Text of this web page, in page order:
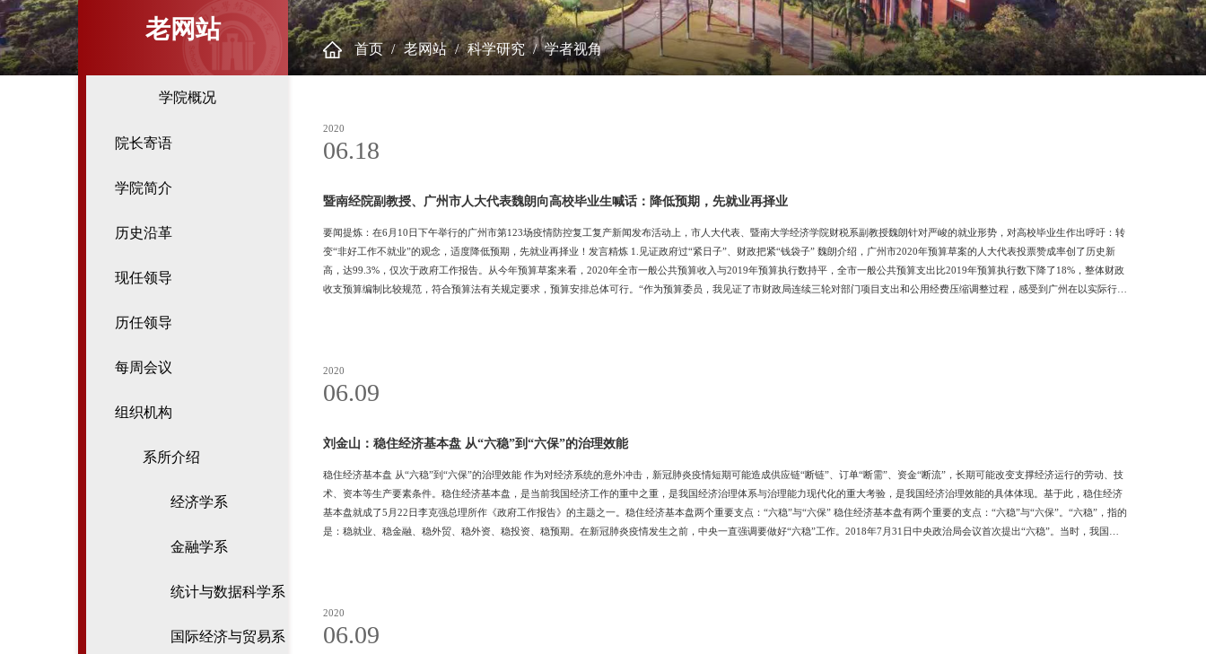
老网站
学院概况
院长寄语
学院简介
历史沿革
现任领导
历任领导
每周会议
组织机构
系所介绍
经济学系
金融学系
统计与数据科学系
国际经济与贸易系
首页 老网站 科学研究 学者视角
2020
06.18
暨南经院副教授、广州市人大代表魏朗向高校毕业生喊话：降低预期，先就业再择业
要闻提炼：在6月10日下午举行的广州市第123场疫情防控复工复产新闻发布活动上，市人大代表、暨南大学经济学院财税系副教授魏朗针对严峻的就业形势，对高校毕业生作出呼吁：转
变“非好工作不就业”的观念，适度降低预期，先就业再择业！发言精炼 1.见证政府过“紧日子”、财政把紧“钱袋子” 魏朗介绍，广州市2020年预算草案的人大代表投票赞成率创了历史新
高，达99.3%，仅次于政府工作报告。从今年预算草案来看，2020年全市一般公共预算收入与2019年预算执行数持平，全市一般公共预算支出比2019年预算执行数下降了18%，整体财政
收支预算编制比较规范，符合预算法有关规定要求，预算安排总体可行。“作为预算委员，我见证了市财政局连续三轮对部门项目支出和公用经费压缩调整过程，感受到广州在以实际行动
2020
06.09
刘金山：稳住经济基本盘 从“六稳”到“六保”的治理效能
稳住经济基本盘 从“六稳”到“六保”的治理效能 作为对经济系统的意外冲击，新冠肺炎疫情短期可能造成供应链“断链”、订单“断需”、资金“断流”，长期可能改变支撑经济运行的劳动、技
术、资本等生产要素条件。稳住经济基本盘，是当前我国经济工作的重中之重，是我国经济治理体系与治理能力现代化的重大考验，是我国经济治理效能的具体体现。基于此，稳住经济
基本盘就成了5月22日李克强总理所作《政府工作报告》的主题之一。稳住经济基本盘两个重要支点：“六稳”与“六保” 稳住经济基本盘有两个重要的支点：“六稳”与“六保”。“六稳”，指的
是：稳就业、稳金融、稳外贸、稳外资、稳投资、稳预期。在新冠肺炎疫情发生之前，中央一直强调要做好“六稳”工作。2018年7月31日中央政治局会议首次提出“六稳”。当时，我国经
2020
06.09